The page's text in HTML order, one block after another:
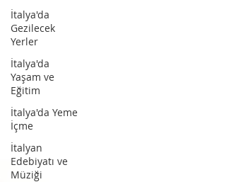
İtalya'da
Gezilecek
Yerler
İtalya'da
Yaşam ve
Eğitim
İtalya'da Yeme
İçme
İtalyan
Edebiyatı ve
Müziği